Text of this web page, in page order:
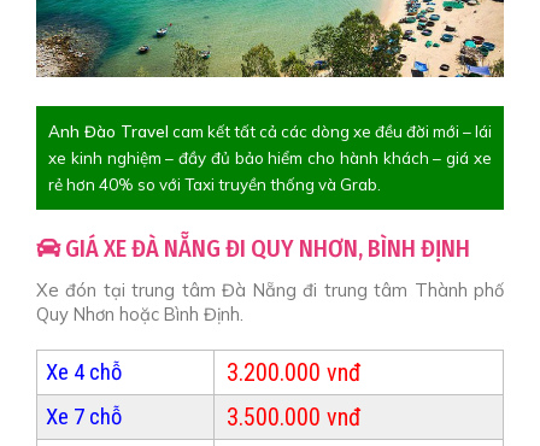
Anh Đào Travel cam kết tất cả các dòng xe đều đời mới – lái
xe kinh nghiệm – đầy đủ bảo hiểm cho hành khách – giá xe
rẻ hơn 40% so với Taxi truyền thống và Grab.
GIÁ XE ĐÀ NẴNG ĐI QUY NHƠN, BÌNH ĐỊNH
Xe đón tại trung tâm Đà Nẵng đi trung tâm Thành phố
Quy Nhơn hoặc Bình Định.
Xe 4 chỗ 3.200.000 vnđ
Xe 7 chỗ 3.500.000 vnđ